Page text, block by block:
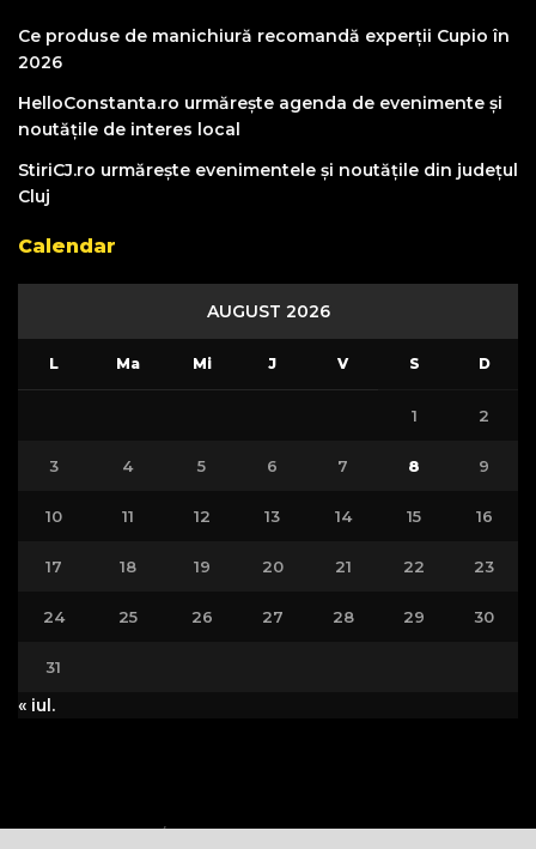
Ce produse de manichiură recomandă experții Cupio în
2026
HelloConstanta.ro urmărește agenda de evenimente și
noutățile de interes local
StiriCJ.ro urmărește evenimentele și noutățile din județul
Cluj
Calendar
AUGUST 2026
L Ma Mi J V S D
1 2
3 4 5 6 7 8 9
10 11 12 13 14 15 16
17 18 19 20 21 22 23
24 25 26 27 28 29 30
31
« iul.